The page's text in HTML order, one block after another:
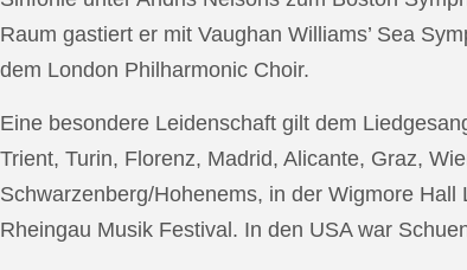
Raum gastiert er mit Vaughan Williams’ Sea
dem London Philharmonic Choir.
Eine besondere Leidenschaft gilt dem
Trient, Turin, Florenz, Madrid, Alicante, Graz,
Schwarzenberg/Hohenems, in der Wigmore
Rheingau Musik Festival. In den USA war